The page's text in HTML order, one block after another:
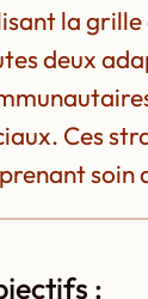
la grille
deux
Ces
soin
: